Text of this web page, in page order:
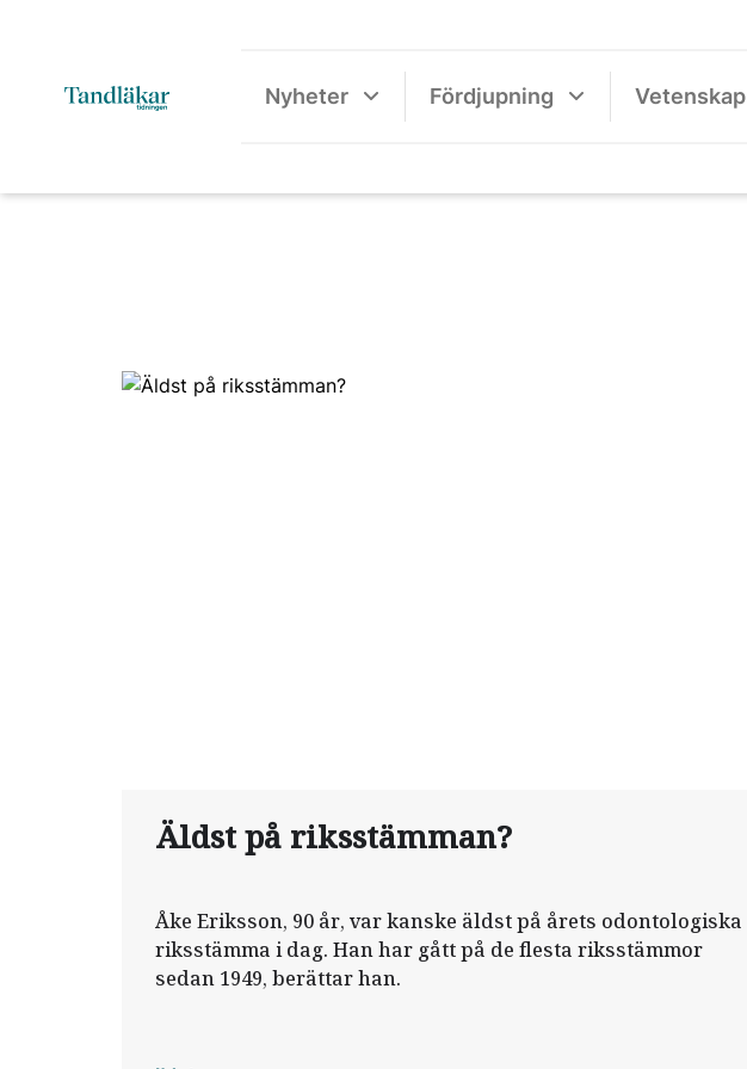
Nyheter Fördjupning Vetenskap
Äldst på riksstämman?
Åke Eriksson, 90 år, var kanske äldst på årets odontologiska
riksstämma i dag. Han har gått på de flesta riksstämmor
sedan 1949, berättar han.